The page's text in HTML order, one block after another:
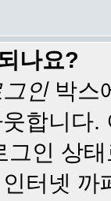
나요?
인박스
합니다
그인 상
터넷